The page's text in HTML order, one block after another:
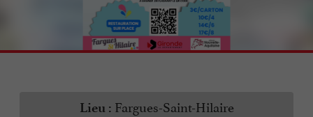
Lieu : Fargues-Saint-Hilaire